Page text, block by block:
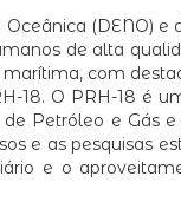
(DENO)
de alta
com
O PRH-18 é
Petróleo e Gás
e as pesquisas
e o